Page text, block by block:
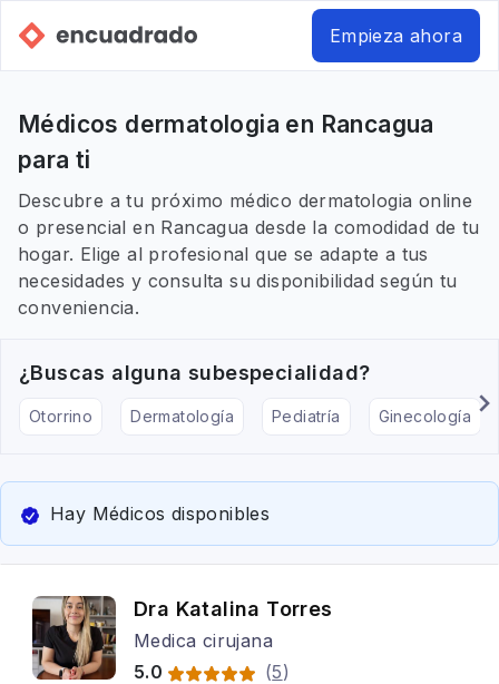
Empieza ahora
Médicos dermatologia en Rancagua
para ti
Descubre a tu próximo médico dermatologia online
o presencial en Rancagua desde la comodidad de tu
hogar. Elige al profesional que se adapte a tus
necesidades y consulta su disponibilidad según tu
conveniencia.
¿Buscas alguna subespecialidad?
Otorrino Dermatología Pediatría Ginecología
Hay Médicos disponibles
Dra Katalina Torres
Medica cirujana
5.0
(5)